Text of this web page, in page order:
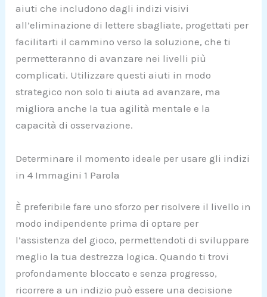
aiuti che includono dagli indizi visivi
all’eliminazione di lettere sbagliate, progettati per
facilitarti il cammino verso la soluzione, che ti
permetteranno di avanzare nei livelli più
complicati. Utilizzare questi aiuti in modo
strategico non solo ti aiuta ad avanzare, ma
migliora anche la tua agilità mentale e la
capacità di osservazione.
Determinare il momento ideale per usare gli indizi
in 4 Immagini 1 Parola
È preferibile fare uno sforzo per risolvere il livello in
modo indipendente prima di optare per
l’assistenza del gioco, permettendoti di sviluppare
meglio la tua destrezza logica. Quando ti trovi
profondamente bloccato e senza progresso,
ricorrere a un indizio può essere una decisione